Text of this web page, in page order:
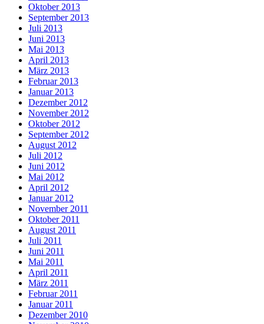
Oktober 2013
September 2013
Juli 2013
Juni 2013
Mai 2013
April 2013
März 2013
Februar 2013
Januar 2013
Dezember 2012
November 2012
Oktober 2012
September 2012
August 2012
Juli 2012
Juni 2012
Mai 2012
April 2012
Januar 2012
November 2011
Oktober 2011
August 2011
Juli 2011
Juni 2011
Mai 2011
April 2011
März 2011
Februar 2011
Januar 2011
Dezember 2010